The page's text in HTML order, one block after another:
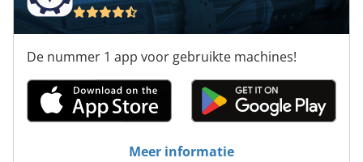
Case Ih 833 A
Case Ih 8930
Case Ih Cs 94
De nummer 1 app voor gebruikte machines!
Meer informatie